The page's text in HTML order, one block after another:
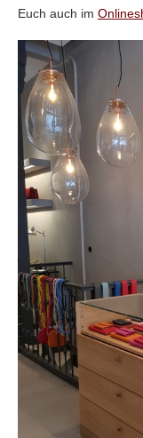
Euch auch im